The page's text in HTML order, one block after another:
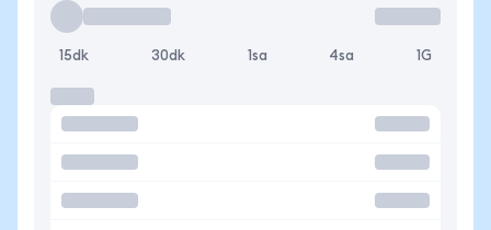
15dk 30dk 1sa 4sa 1G